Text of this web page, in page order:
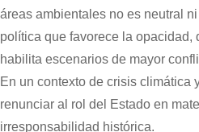
áreas ambientales no es neutral
política que favorece la opacidad,
habilita escenarios de mayor
En un contexto de crisis climática
renunciar al rol del Estado en
irresponsabilidad histórica.